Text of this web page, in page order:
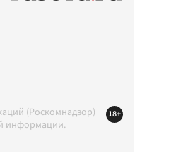
(Роскомнадзор)
информации.
18+